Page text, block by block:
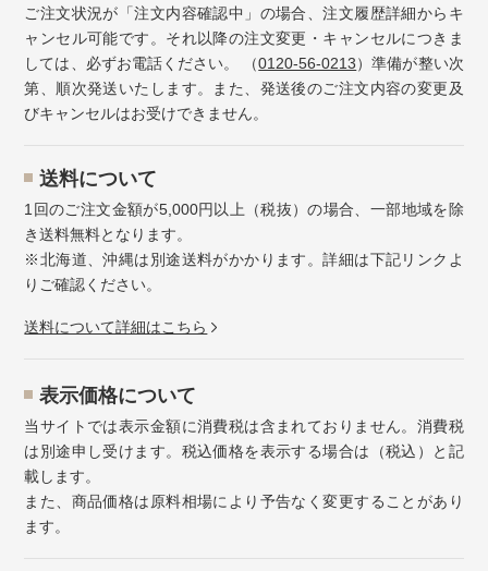
ご注文状況が「注文内容確認中」の場合、注文履歴詳細からキ
ャンセル可能です。それ以降の注文変更・キャンセルにつきま
しては、必ずお電話ください。 （0120-56-0213）準備が整い次
第、順次発送いたします。また、発送後のご注文内容の変更及
びキャンセルはお受けできません。
送料について
1回のご注文金額が5,000円以上（税抜）の場合、一部地域を除
き送料無料となります。
※北海道、沖縄は別途送料がかかります。詳細は下記リンクよ
りご確認ください。
送料について詳細はこちら
表示価格について
当サイトでは表示金額に消費税は含まれておりません。消費税
は別途申し受けます。税込価格を表示する場合は（税込）と記
載します。
また、商品価格は原料相場により予告なく変更することがあり
ます。